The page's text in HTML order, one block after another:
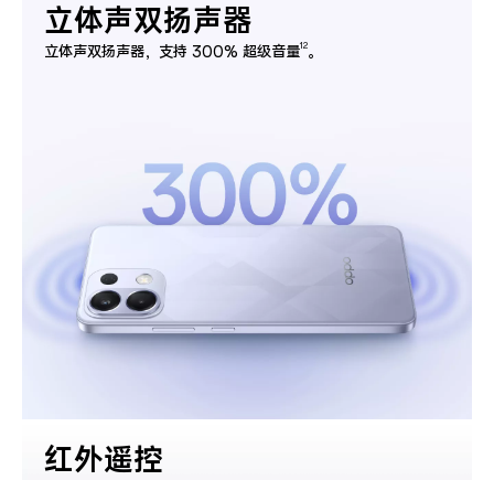
立体声双扬声器
立体声双扬声器，支持 300% 超级音量12。
红外遥控